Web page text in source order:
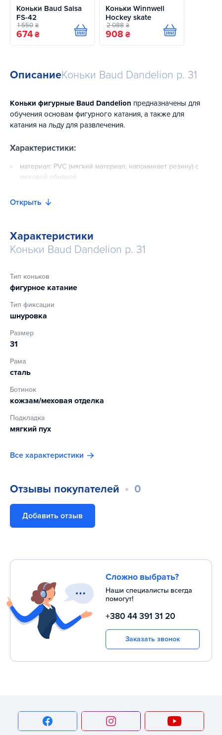
Коньки Baud Salsa
FS-42
1 550 ₴
674 ₴ Купить
Коньки Winnwell
Hockey skate
2 088 ₴
908 ₴ Купить
ОписаниеКоньки Baud Dandelion р. 31
Коньки фигурные Baud Dandelion предназначены для
обучения основам фигурного катания, а также для
катания на льду для развлечения.
Характеристики:
материал: PVC (мягкий материал, напоминает резину) с
меховой обивкой
подошва: включает PVC
Открыть
Характеристики
Коньки Baud Dandelion р. 31
Тип коньков
фигурное катание
Тип фиксации
шнуровка
Размер
31
Рама
сталь
Ботинок
кожзам/меховая отделка
Подкладка
мягкий пух
Все характеристики
Отзывы покупателей 0
Добавить отзыв
Сложно выбрать?
Наши специалисты всегда
помогут!
+380 44 391 31 20
Заказать звонок